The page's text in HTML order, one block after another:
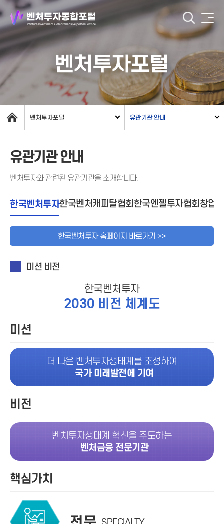
벤처투자포털
벤처투자포털 유관기관 안내
유관기관 안내
벤처투자와 관련된 유관기관을 소개합니다.
한국벤처투자한국벤처캐피탈협회 한국엔젤투자협회 창업
한국벤처투자 홈페이지 바로가기 >>
미션 비전
한국벤처투자
2030 비전 체계도
미션
더 나은 벤처투자생태계를 조성하여
국가 미래발전에 기여
비전
벤처투자생태계 혁신을 주도하는
벤처금융 전문기관
핵심가치